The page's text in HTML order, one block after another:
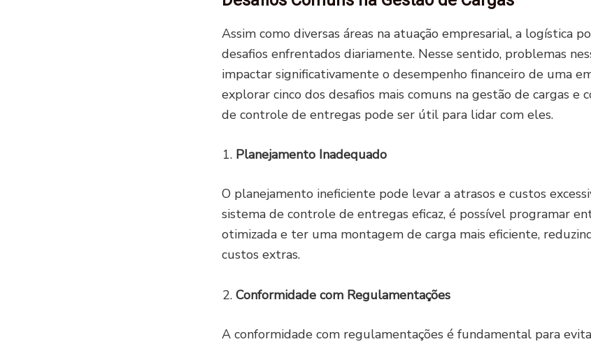
Assim como diversas áreas na atuação empresarial, a logística
desafios enfrentados diariamente. Nesse sentido, problemas
impactar significativamente o desempenho financeiro de uma
explorar cinco dos desafios mais comuns na gestão de cargas e
de controle de entregas pode ser útil para lidar com eles.
Planejamento Inadequado
O planejamento ineficiente pode levar a atrasos e custos
sistema de controle de entregas eficaz, é possível programar
otimizada e ter uma montagem de carga mais eficiente,
custos extras.
Conformidade com Regulamentações
A conformidade com regulamentações é fundamental para